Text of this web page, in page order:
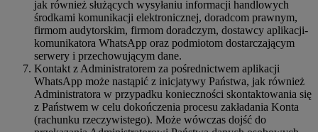
jak również służących wysyłaniu informacji handlowych
środkami komunikacji elektronicznej, doradcom prawnym,
firmom audytorskim, firmom doradczym, dostawcy aplikacji-
komunikatora WhatsApp oraz podmiotom dostarczającym
serwery i przechowującym dane.
Kontakt z Administratorem za pośrednictwem aplikacji
WhatsApp może nastąpić z inicjatywy Państwa, jak również
Administratora w przypadku konieczności skontaktowania się
z Państwem w celu dokończenia procesu zakładania Konta
(rachunku rzeczywistego). Może wówczas dojść do